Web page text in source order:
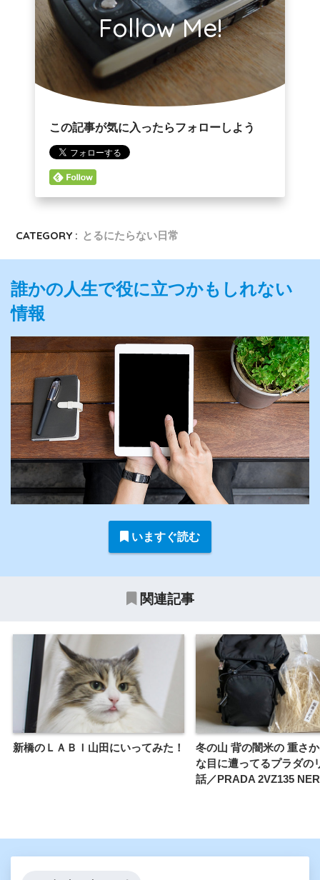
Follow Me!
この記事が気に入ったらフォローしよう
CATEGORY : とるにたらない日常
誰かの人生で役に立つかもしれない
情報
いますぐ読む
関連記事
新橋のＬＡＢＩ山田にいってみた！
冬の山 背の闇米の 重さ
な目に遭ってるプラダの
話／PRADA 2VZ135